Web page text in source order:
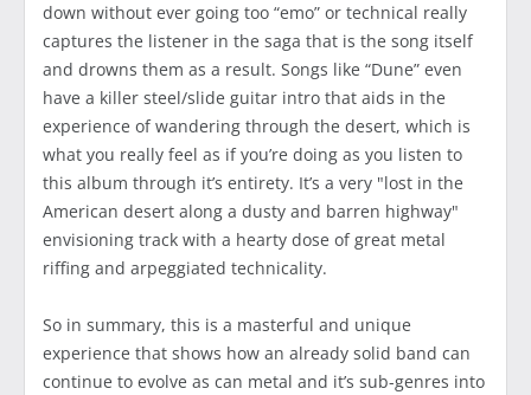
down without ever going too “emo” or technical really
captures the listener in the saga that is the song itself
and drowns them as a result. Songs like “Dune” even
have a killer steel/slide guitar intro that aids in the
experience of wandering through the desert, which is
what you really feel as if you’re doing as you listen to
this album through it’s entirety. It’s a very "lost in the
American desert along a dusty and barren highway"
envisioning track with a hearty dose of great metal
riffing and arpeggiated technicality.
So in summary, this is a masterful and unique
experience that shows how an already solid band can
continue to evolve as can metal and it’s sub-genres into